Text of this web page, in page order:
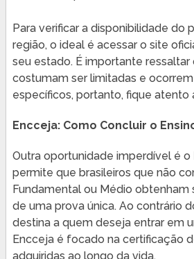
Para verificar a disponibilidade do
região, o ideal é acessar o site
seu estado. É importante ressaltar
costumam ser limitadas e
específicos, portanto, fique atento
Encceja: Como Concluir o
Outra oportunidade imperdível é o
permite que brasileiros que não
Fundamental ou Médio obtenham
de uma prova única. Ao contrário
destina a quem deseja entrar em
Encceja é focado na certificação
adquiridas ao longo da vida.